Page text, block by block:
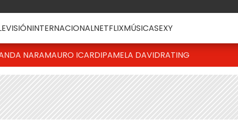
INTERNACIONALNETFLIXMÚSICASEXY
NARAMAURO ICARDIPAMELA DAVIDRATING